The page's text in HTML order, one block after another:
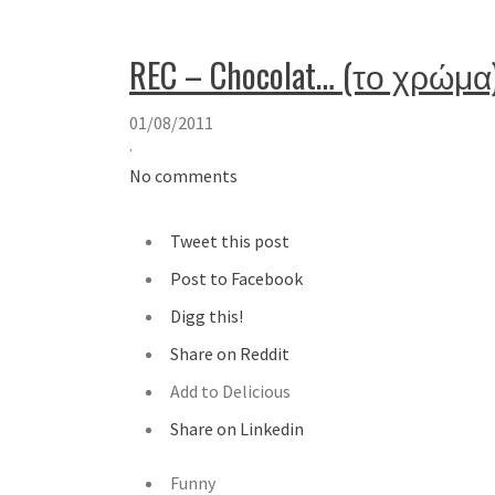
REC – Chocolat… (το
01/08/2011
·
No comments
Tweet this post
Post to Facebook
Digg this!
Share on Reddit
Add to Delicious
Share on Linkedin
Funny